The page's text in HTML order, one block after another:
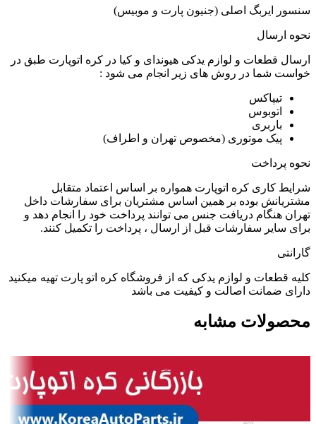
سنسور ایربگ اصلی (جنیون پارت و موبیس)
نحوه ارسال
ارسال قطعات و لوازم یدکی هیوندای و کیا در کره اتوپارت طبق در
خواست شما در روش های زیر انجام می شود :
تیپاکس
اتوبوس
باربری
پیک موتوری (مخصوص تهران و اطراف)
نحوه پرداخت
شرایط کاری کره اتوپارت همواره بر اساس اعتماد متقابل
مشتریانش بوده بر همین اساس مشتریان برای سفارشات داخل
تهران هنگام دریافت جنس می توانند پرداخت خود را انجام دهد و
برای سایر سفارشات قبل از ارسال ، پرداخت را تکمیل کنند.
گارانتی
کلیه قطعات و لوازم یدکی که از فروشگاه کره اتو پارت تهیه میکنید
دارای ضمانت اصالت و کیفیت می باشد
محصولات مشابه